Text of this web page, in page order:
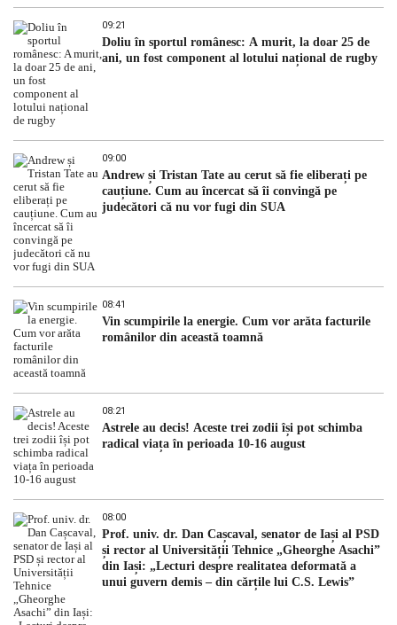
09:21
Doliu în sportul românesc: A murit, la doar 25 de
ani, un fost component al lotului național de rugby
09:00
Andrew și Tristan Tate au cerut să fie eliberați pe
cauțiune. Cum au încercat să îi convingă pe
judecători că nu vor fugi din SUA
08:41
Vin scumpirile la energie. Cum vor arăta facturile
românilor din această toamnă
08:21
Astrele au decis! Aceste trei zodii își pot schimba
radical viața în perioada 10-16 august
08:00
Prof. univ. dr. Dan Cașcaval, senator de Iași al PSD
și rector al Universității Tehnice „Gheorghe Asachi”
din Iași: „Lecturi despre realitatea deformată a
unui guvern demis – din cărțile lui C.S. Lewis”